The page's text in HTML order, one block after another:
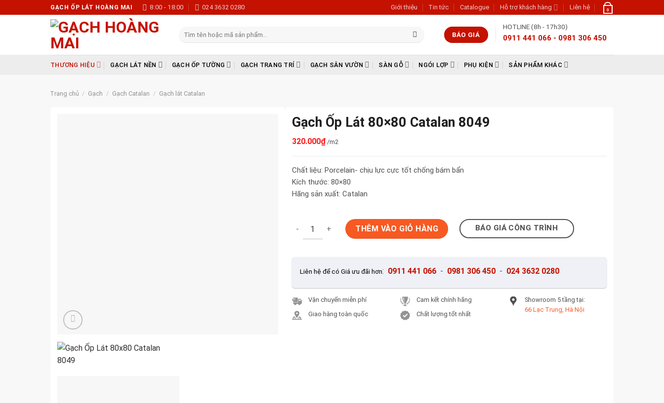
to
GẠCH ỐP LÁT HOÀNG MAI 8:00 - 18:00 024 3632 0280 Giới thiệu Tin tức Catalogue Hỗ trợ khách hàng Liên hệ 0
Tìm
BÁO GIÁ
HOTLINE (8h - 17h30)
0911 441 066 - 0981 306 450
THƯƠNG HIỆU GẠCH LÁT NỀN GẠCH ỐP TƯỜNG GẠCH TRANG TRÍ GẠCH SÂN VƯỜN SÀN GỖ NGÓI LỢP PHỤ KIỆN SẢN PHẨM KHÁC
Trang chủ / Gạch / Gạch Catalan / Gạch lát Catalan
Gạch Ốp Lát 80×80 Catalan 8049
320.000₫ /m2
Chất liệu: Porcelain- chịu lực cực tốt chống bám bẩn
Kích thước: 80×80
Hãng sản xuất: Catalan
Gạch Ốp Lát 80x80 Catalan 8049 số lượng
THÊM VÀO GIỎ HÀNG BÁO GIÁ CÔNG TRÌNH
Liên hệ để có Giá ưu đãi hơn: 0911 441 066 - 0981 306 450 - 024 3632 0280
Vận chuyển miễn phí
Giao hàng toàn quốc
Cam kết chính hãng
Chất lượng tốt nhất
Showroom 5 tầng tại:
66 Lạc Trung, Hà Nội